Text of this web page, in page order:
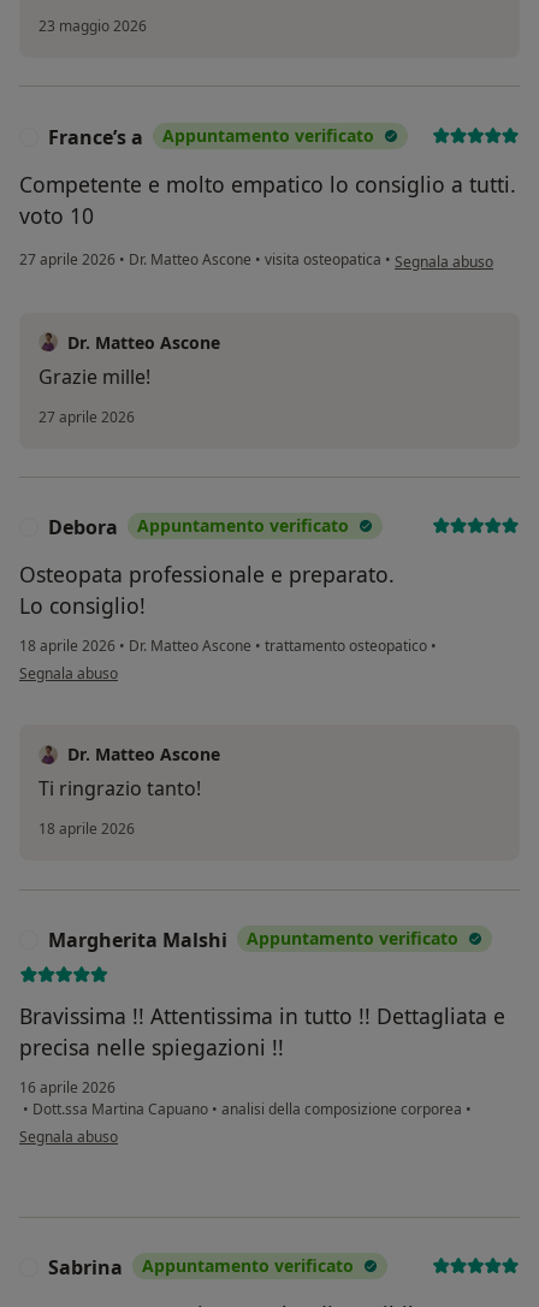
23 maggio 2026
France’s a Appuntamento verificato
Competente e molto empatico lo consiglio a tutti.
voto 10
27 aprile 2026 • Dr. Matteo Ascone • visita osteopatica • secondo l'opinione
Segnala abuso
Dr. Matteo Ascone
Grazie mille!
27 aprile 2026
Debora Appuntamento verificato
Osteopata professionale e preparato.
Lo consiglio!
18 aprile 2026 • Dr. Matteo Ascone • trattamento osteopatico •
secondo l'opinione dell'utente Debora
Segnala abuso
Dr. Matteo Ascone
Ti ringrazio tanto!
18 aprile 2026
Margherita Malshi Appuntamento verificato
Bravissima !! Attentissima in tutto !! Dettagliata e
precisa nelle spiegazioni !!
16 aprile 2026
• Dott.ssa Martina Capuano • analisi della composizione corporea •
secondo l'opinione dell'utente Margherita Malshi
Segnala abuso
Sabrina Appuntamento verificato